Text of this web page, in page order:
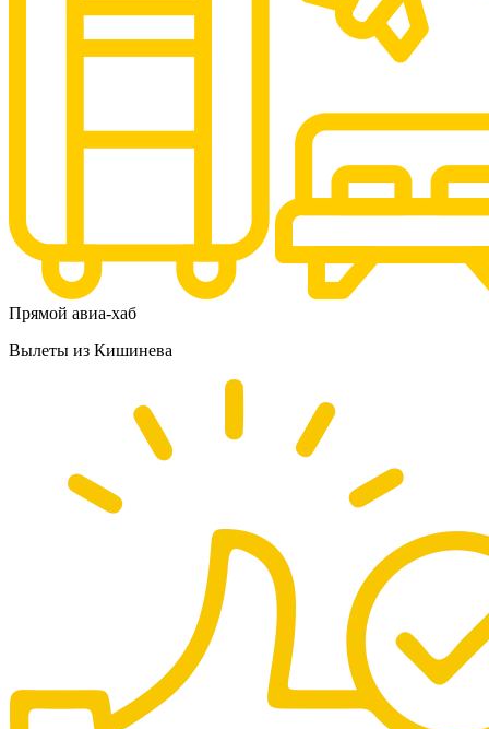
Прямой авиа-хаб
Вылеты из Кишинева